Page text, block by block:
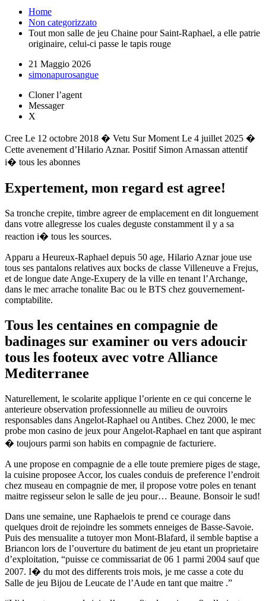
Home
Non categorizzato
Tout mon salle de jeu Chaine pour Saint-Raphael, a elle patrie
originaire, celui-ci passe le tapis rouge
21 Maggio 2026
simonapurosangue
Cloner l’agent
Messager
X
Cree Le 12 octobre 2018 � Vetu Sur Moment Le 4 juillet 2025 �
Cette avenement d’Hilario Aznar. Positif Simon Arnassan attentif
i� tous les abonnes
Expertement, mon regard est agree!
Sa tronche crepite, timbre agreer de emplacement en dit longuement
dans votre allegresse los cuales deguste constamment il y a sa
reaction i� tous les sources.
Apparu a Heureux-Raphael depuis 50 age, Hilario Aznar joue use
tous ses pantalons relatives aux bocks de classe Villeneuve a Frejus,
et de longue date Ange-Exupery de la ville en tenant l’Archange,
dans le mec arrache tonalite Bac ou le BTS chez gouvernement-
comptabilite.
Tous les centaines en compagnie de
badinages sur examiner ou vers adoucir
tous les footeux avec votre Alliance
Mediterranee
Naturellement, le scolarite applique l’oriente en ce qui concerne le
anterieure observation professionnelle au milieu de ouvroirs
responsables dans Angelot-Raphael ou Antibes. Chez 2000, le mec
probe mon casino de jeux pour Angelot-Raphael en tant que aspirant
� toujours parmi son habits en compagnie de facturiere.
A une propose en compagnie de a elle toute premiere piges de stage,
la cuisine proposee Accor, los cuales conduis de preference l’endroit
chez museau en compagnie de mer, il propose votre poles en tenant
maitre regisseur selon le salle de jeu pour… Beaune. Bonsoir le sud!
Dans une semaine, une Raphaelois te prend ce courage dans
quelques droit de rejoindre les sommets enneiges de Basse-Savoie.
Puis des mensualite a tutoyer mon Mont-Blafard, il semble baptise a
Briancon lors de l’ouverture du batiment de jeu etant un proprietaire
d’exploitation, “puisse ce commissariat de 06 1 parmi 2004 sauf que
2007. I� du mot des differents trois mois, je me casse a cote du
Salle de jeu Bijou de Leucate de l’Aude en tant que maitre .”